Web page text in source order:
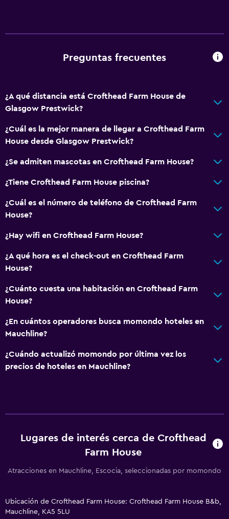
Preguntas frecuentes
¿A qué distancia está Crofthead Farm House de
Glasgow Prestwick?
¿Cuál es la mejor manera de llegar a Crofthead Farm
House desde Glasgow Prestwick?
¿Se admiten mascotas en Crofthead Farm House?
¿Tiene Crofthead Farm House piscina?
¿Cuál es el número de teléfono de Crofthead Farm
House?
¿Hay wifi en Crofthead Farm House?
¿A qué hora es el check-out en Crofthead Farm
House?
¿Cuánto cuesta una habitación en Crofthead Farm
House?
¿En cuántos operadores busca momondo hoteles en
Mauchline?
¿Cuándo actualizó momondo por última vez los
precios de hoteles en Mauchline?
Lugares de interés cerca de Crofthead
Farm House
Atracciones en Mauchline, Escocia, seleccionadas por momondo
Ubicación de Crofthead Farm House: Crofthead Farm House B&b,
Mauchline, KA5 5LU